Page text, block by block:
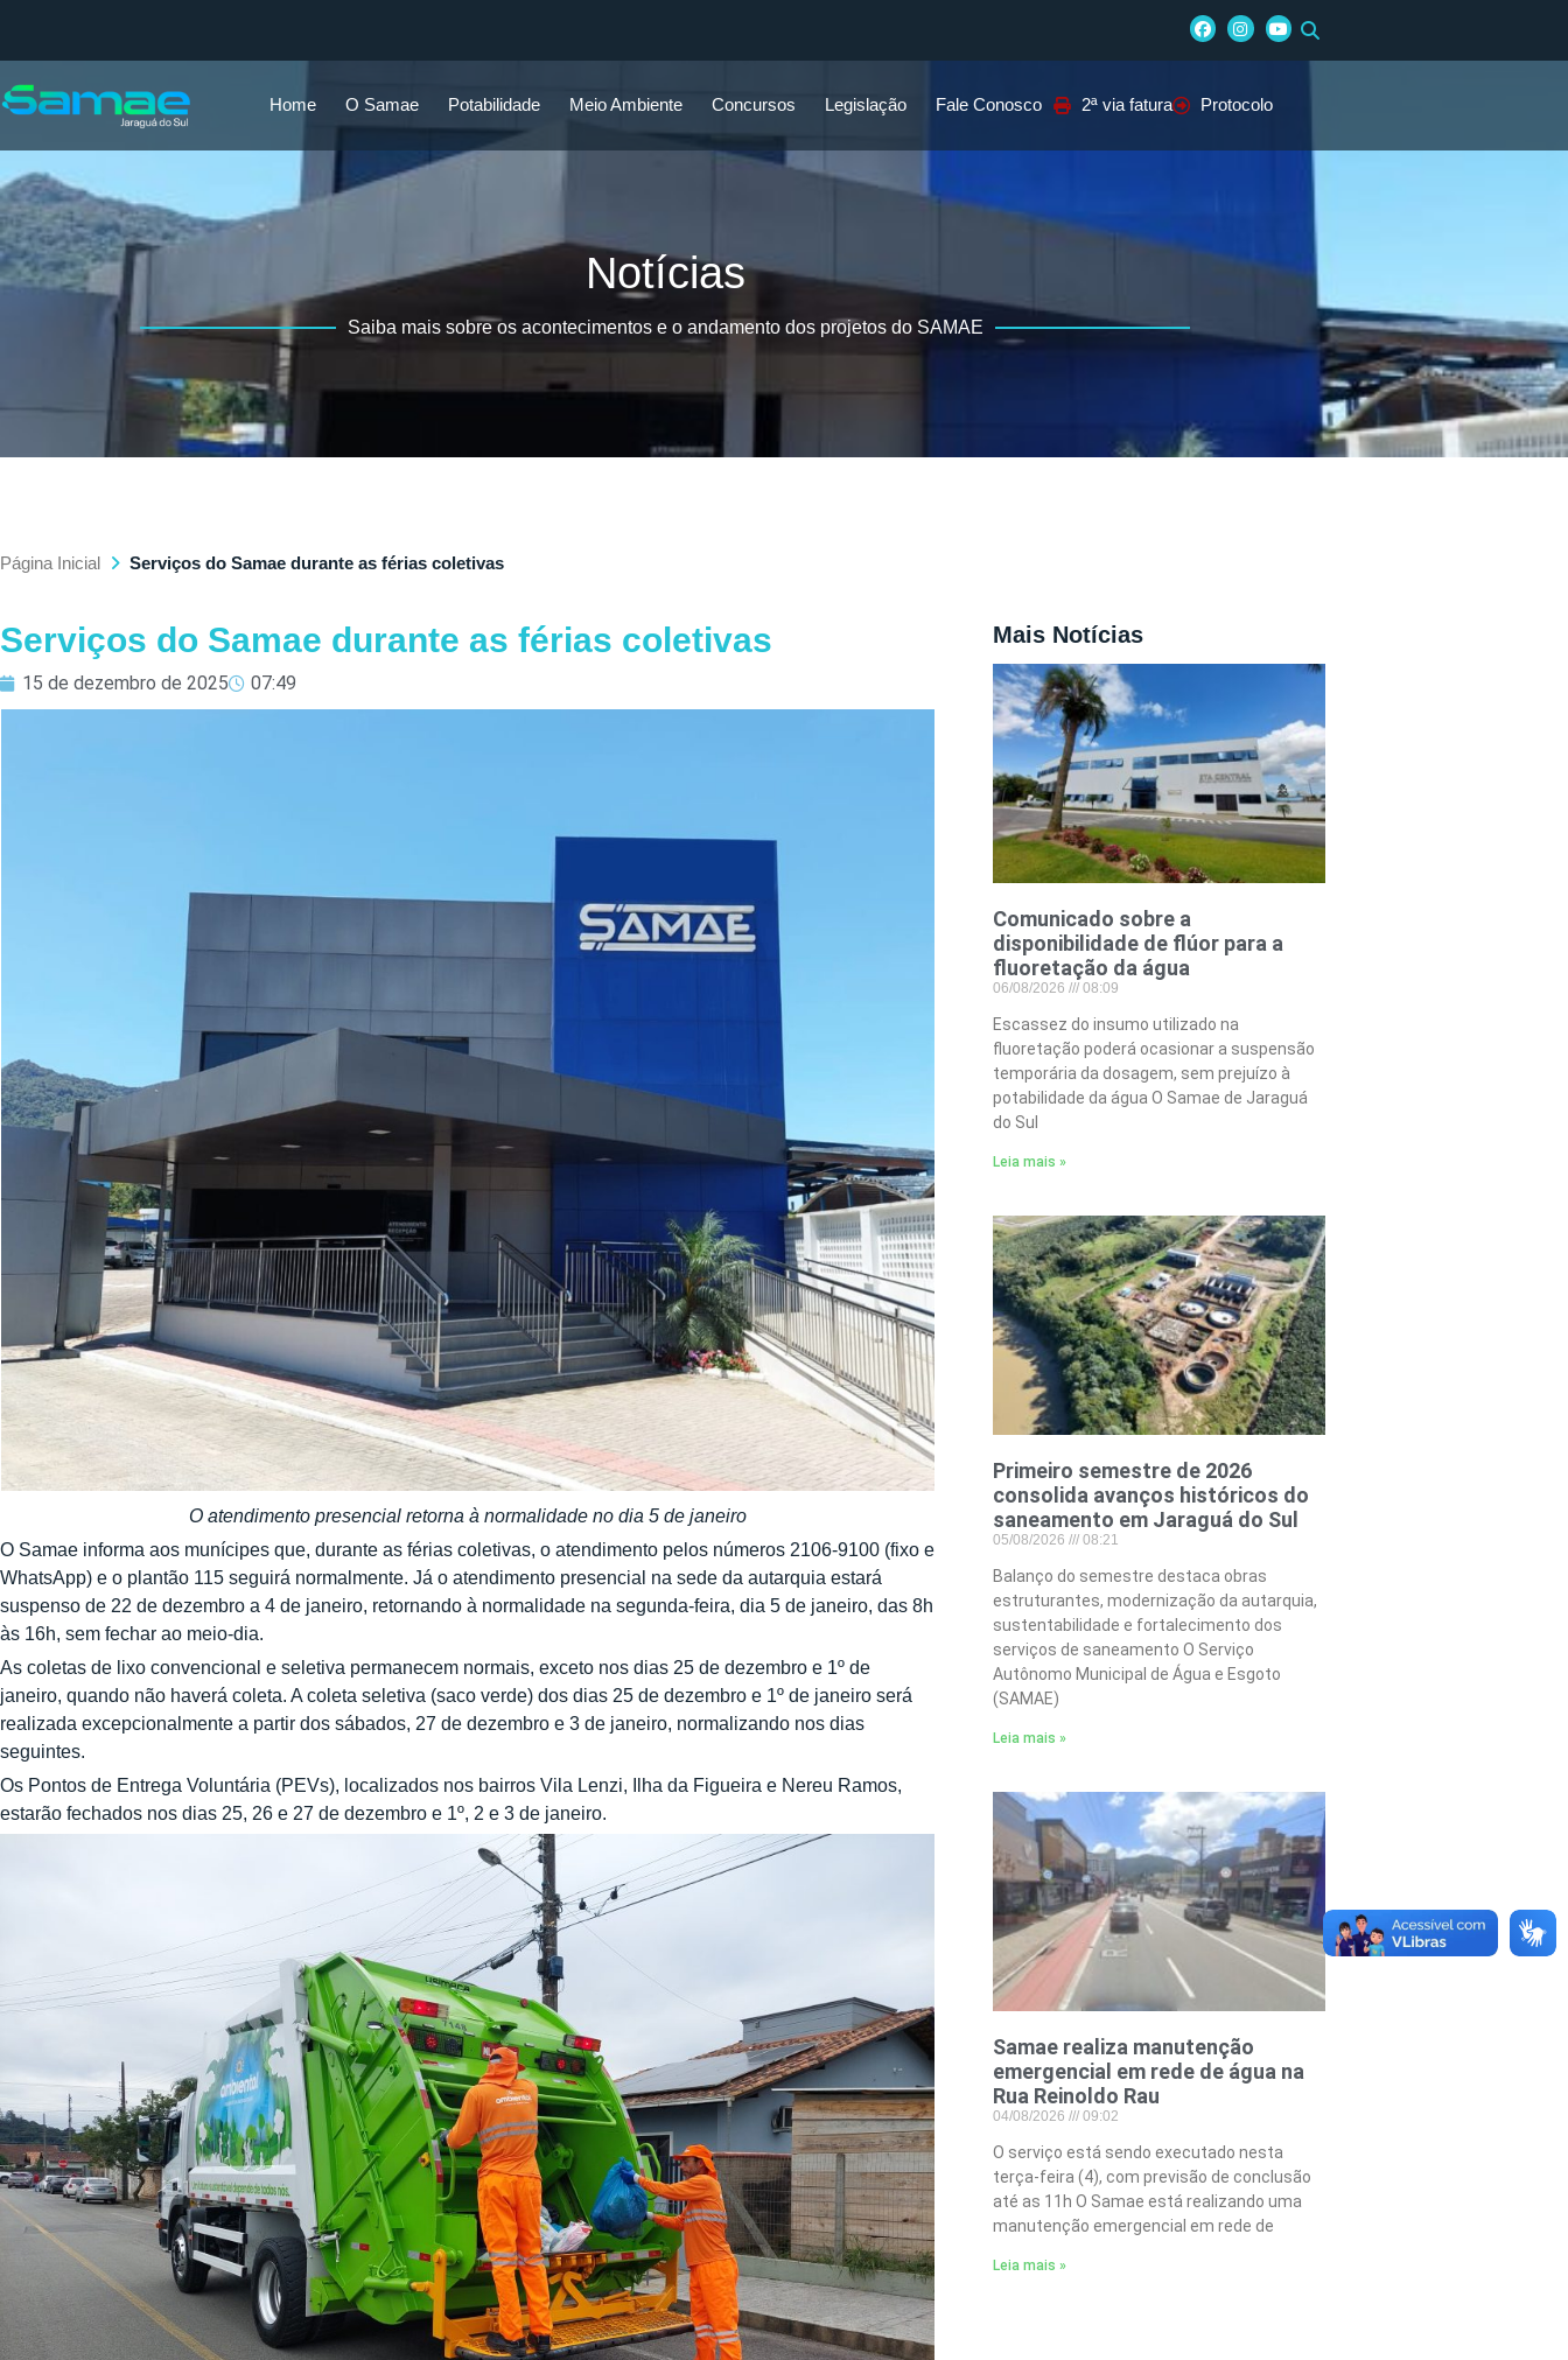
Home O Samae Potabilidade Meio Ambiente Concursos Legislação Fale Conosco 2ª via fatura Protocolo
Notícias
Saiba mais sobre os acontecimentos e o andamento dos projetos do SAMAE
Página Inicial Serviços do Samae durante as férias coletivas
Serviços do Samae durante as férias coletivas
15 de dezembro de 2025 07:49
O atendimento presencial retorna à normalidade no dia 5 de janeiro
O Samae informa aos munícipes que, durante as férias coletivas, o atendimento pelos números 2106-9100 (fixo e
WhatsApp) e o plantão 115 seguirá normalmente. Já o atendimento presencial na sede da autarquia estará
suspenso de 22 de dezembro a 4 de janeiro, retornando à normalidade na segunda-feira, dia 5 de janeiro, das 8h
às 16h, sem fechar ao meio-dia.
As coletas de lixo convencional e seletiva permanecem normais, exceto nos dias 25 de dezembro e 1º de
janeiro, quando não haverá coleta. A coleta seletiva (saco verde) dos dias 25 de dezembro e 1º de janeiro será
realizada excepcionalmente a partir dos sábados, 27 de dezembro e 3 de janeiro, normalizando nos dias
seguintes.
Os Pontos de Entrega Voluntária (PEVs), localizados nos bairros Vila Lenzi, Ilha da Figueira e Nereu Ramos,
estarão fechados nos dias 25, 26 e 27 de dezembro e 1º, 2 e 3 de janeiro.
Mais Notícias
Comunicado sobre a
disponibilidade de flúor para a
fluoretação da água
06/08/2026 08:09
Escassez do insumo utilizado na
fluoretação poderá ocasionar a suspensão
temporária da dosagem, sem prejuízo à
potabilidade da água O Samae de Jaraguá
do Sul
Leia mais »
Primeiro semestre de 2026
consolida avanços históricos do
saneamento em Jaraguá do Sul
05/08/2026 08:21
Balanço do semestre destaca obras
estruturantes, modernização da autarquia,
sustentabilidade e fortalecimento dos
serviços de saneamento O Serviço
Autônomo Municipal de Água e Esgoto
(SAMAE)
Leia mais »
Samae realiza manutenção
emergencial em rede de água na
Rua Reinoldo Rau
04/08/2026 09:02
O serviço está sendo executado nesta
terça-feira (4), com previsão de conclusão
até as 11h O Samae está realizando uma
manutenção emergencial em rede de
Leia mais »